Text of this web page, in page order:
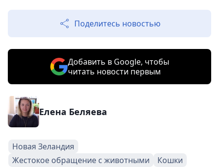
Поделитесь новостью
Добавить в Google, чтобы
читать новости первым
Елена Беляева
Новая Зеландия
Жестокое обращение с животными
Кошки